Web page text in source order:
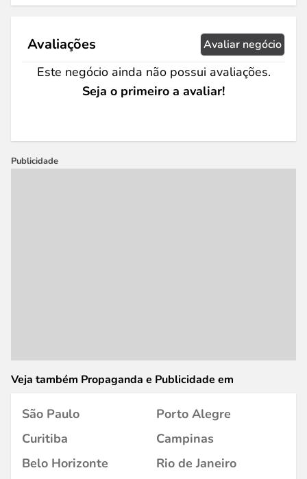
Avaliações Avaliar negócio
Este negócio ainda não possui avaliações.
Seja o primeiro a avaliar!
Publicidade
Veja também Propaganda e Publicidade em
São Paulo
Porto Alegre
Curitiba
Campinas
Belo Horizonte
Rio de Janeiro